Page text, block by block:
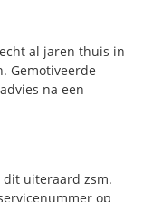
al jaren thuis in
Gemotiveerde
na een
dit uiteraard zsm.
op